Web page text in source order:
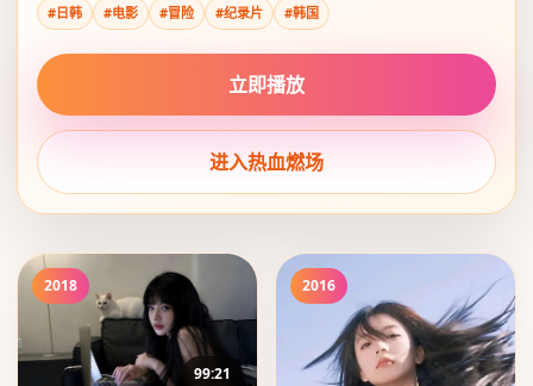
#日韩 #电影 #冒险 #纪录片 #韩国
立即播放
进入热血燃场
2018
99:21
2016